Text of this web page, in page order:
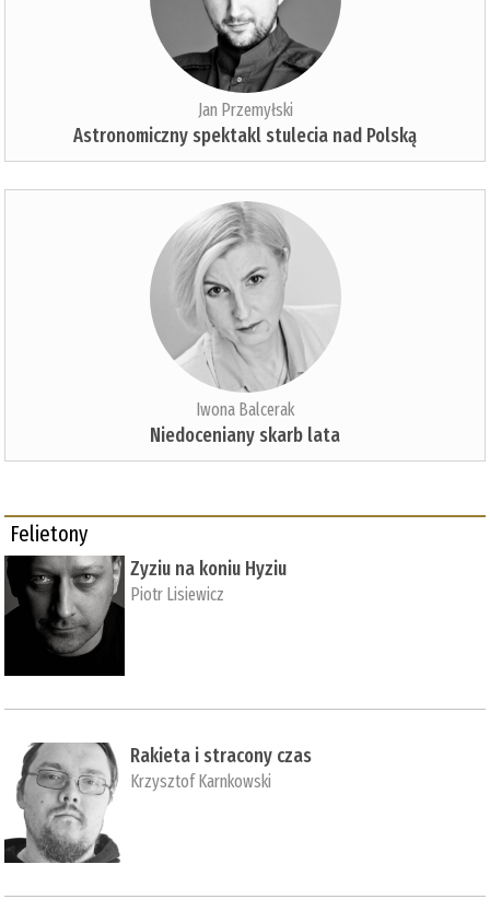
Jan Przemyłski
Astronomiczny spektakl stulecia nad Polską
Iwona Balcerak
Niedoceniany skarb lata
Felietony
Zyziu na koniu Hyziu
Piotr Lisiewicz
Rakieta i stracony czas
Krzysztof Karnkowski